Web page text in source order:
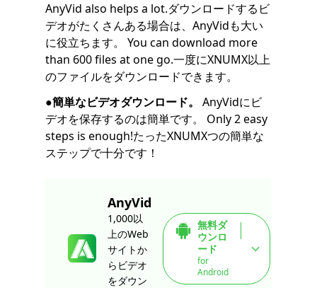
AnyVid also helps a lot.ダウンロードするビ
デオがたくさんある場合は、AnyVidも大い
に役立ちます。 You can download more
than 600 files at one go.一度にXNUMX以上
のファイルをダウンロードできます。
●簡単なビデオダウンロード。 AnyVidにビ
デオを保存するのは簡単です。 Only 2 easy
steps is enough!たったXNUMXつの簡単な
ステップで十分です！
AnyVid
1,000以
上のWeb
サイトか
らビデオ
をダウン
無料ダ
ウンロ
ード
for
Android